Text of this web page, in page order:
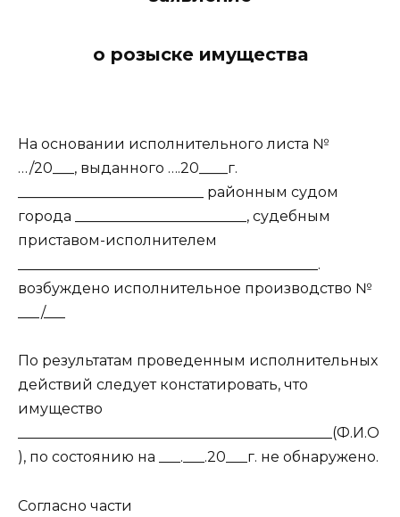
о розыске имущества
На основании исполнительного листа №
…/20___, выданного ….20____г.
__________________________ районным судом
города ________________________, судебным
приставом-исполнителем
__________________________________________.
возбуждено исполнительное производство №
___/___
По результатам проведенным исполнительных
действий следует констатировать, что
имущество
____________________________________________(Ф.И.О
), по состоянию на ___.___.20___г. не обнаружено.
Согласно части